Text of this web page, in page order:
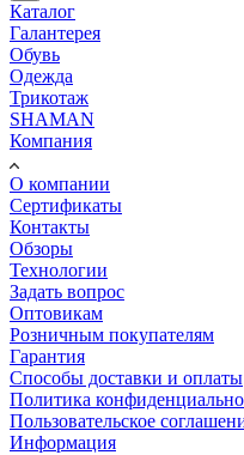
Каталог
Галантерея
Обувь
Одежда
Трикотаж
SHAMAN
Компания
О компании
Сертификаты
Контакты
Обзоры
Технологии
Задать вопрос
Оптовикам
Розничным покупателям
Гарантия
Способы доставки и оплаты
Политика
Пользовательское
Информация